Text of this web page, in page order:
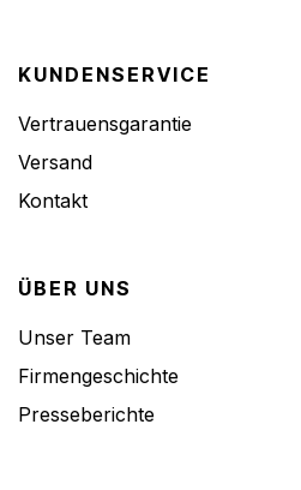
KUNDENSERVICE
Vertrauensgarantie
Versand
Kontakt
ÜBER UNS
Unser Team
Firmengeschichte
Presseberichte